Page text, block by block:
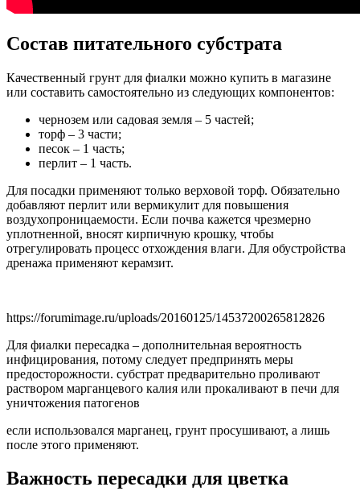
Состав питательного субстрата
Качественный грунт для фиалки можно купить в магазине
или составить самостоятельно из следующих компонентов:
чернозем или садовая земля – 5 частей;
торф – 3 части;
песок – 1 часть;
перлит – 1 часть.
Для посадки применяют только верховой торф. Обязательно
добавляют перлит или вермикулит для повышения
воздухопроницаемости. Если почва кажется чрезмерно
уплотненной, вносят кирпичную крошку, чтобы
отрегулировать процесс отхождения влаги. Для обустройства
дренажа применяют керамзит.
https://forumimage.ru/uploads/20160125/14537200265812826
Для фиалки пересадка – дополнительная вероятность
инфицирования, потому следует предпринять меры
предосторожности. субстрат предварительно проливают
раствором марганцевого калия или прокаливают в печи для
уничтожения патогенов
если использовался марганец, грунт просушивают, а лишь
после этого применяют.
Важность пересадки для цветка